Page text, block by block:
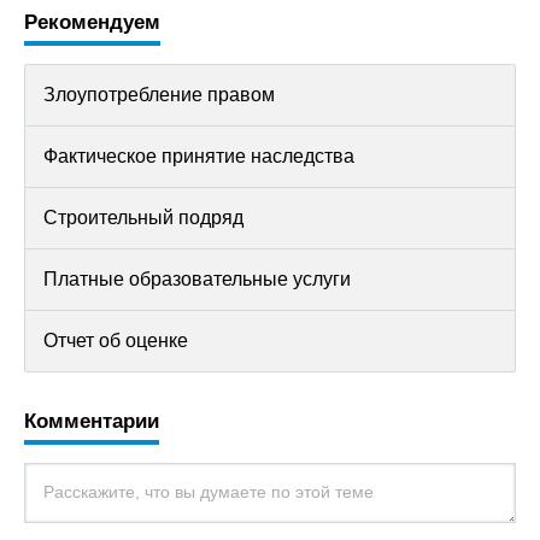
Рекомендуем
Злоупотребление правом
Фактическое принятие наследства
Строительный подряд
Платные образовательные услуги
Отчет об оценке
Комментарии